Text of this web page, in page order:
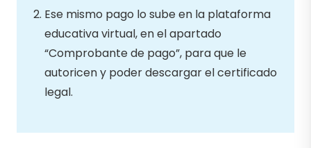
Ese mismo pago lo sube en la plataforma
educativa virtual, en el apartado
“Comprobante de pago”, para que le
autoricen y poder descargar el certificado
legal.